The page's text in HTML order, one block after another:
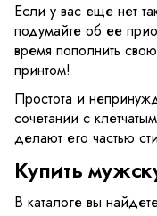
Если у вас еще нет
подумайте об ее
время пополнить
принтом!
Простота и
сочетании с
делают его частью
Купить
В каталоге вы